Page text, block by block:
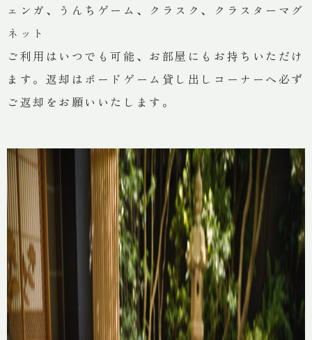
ェンガ、うんちゲーム、クラスク、クラスターマグ
ネット
ご利用はいつでも可能、お部屋にもお持ちいただけ
ます。返却はボードゲーム貸し出しコーナーへ必ず
ご返却をお願いいたします。